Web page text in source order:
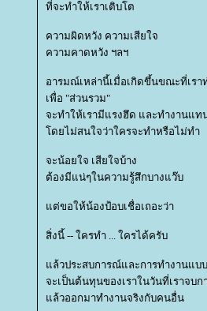
ที่จะทำให้เราเติบโต
ความผิดหวัง ความเสียใจ
ความคาดหวัง ฯลฯ
อารมณ์เหล่านี้เมื่อเกิดขึ้นขณะที่เรา
เพื่อ "ส่วนรวม"
จะทำให้เรามีแรงฮึด และทำงานแ
ดยไม่สนใจว่าใครจะทำหรือไม่ทำ
จะน้อยใจ เสียใจบ้าง
ต้องมีแน่ๆในความรู้สึกบางแว๊บ
ต่ขอให้น้องป้อบเชื่อเถอะว่า
สิ่งนี้ -- ใครทำ ... ใครได้ครับ
ล้วประสบการณ์และการทำงานแบ
จะเป็นต้นทุนของเราในวันที่เราจบก
ล้วออกมาทำงานจริงกับคนอื่น